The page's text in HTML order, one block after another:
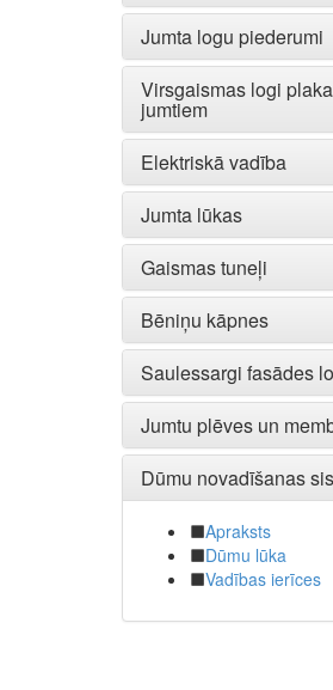
Jumta logu piederumi
Virsgaismas logi
jumtiem
Elektriskā vadība
Jumta lūkas
Gaismas tuneļi
Bēniņu kāpnes
Saulessargi fasādes
Jumtu plēves un
Dūmu novadīšanas
Apraksts
Dūmu lūka
Vadības ierīces